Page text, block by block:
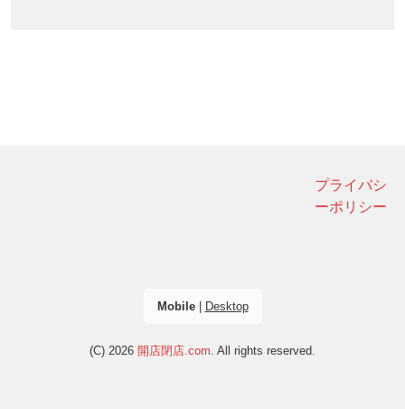
プライバシ
ーポリシー
Mobile| Desktop
(C) 2026 開店閉店.com. All rights reserved.